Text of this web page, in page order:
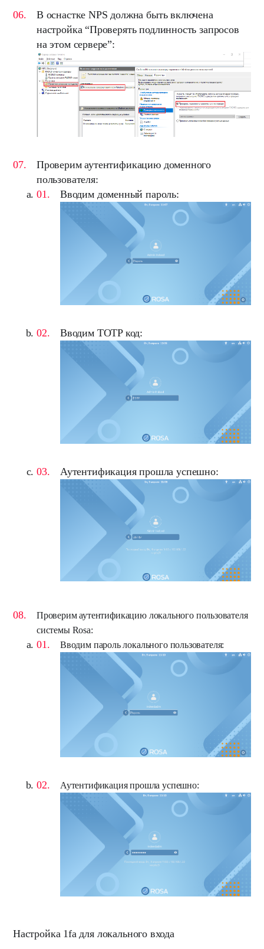
В оснасткеNPS должна быть включена
настройка “Проверять подлинность запросов
на этом сервере”:
Проверим аутентификацию доменного
пользователя:
Вводим доменный пароль:
Вводим TOTP код:
Аутентификация прошла успешно:
Проверим аутентификацию локального пользователя
системы Rosa:
Вводим пароль локального пользователя:
Аутентификация прошла успешно:
Настройка 1fa для локального входа